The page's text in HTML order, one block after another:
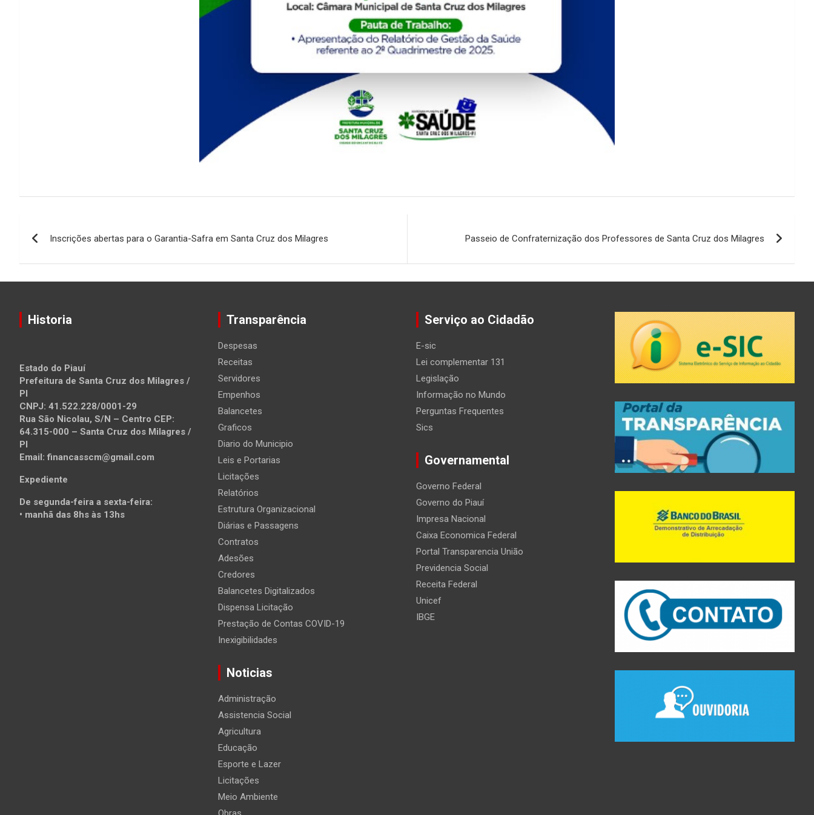
de
Post
Inscrições abertas para o Garantia-Safra em Santa Cruz dos Milagres Passeio de Confraternização dos Professores de Santa Cruz dos Milagres
Historia
Estado do Piauí
Prefeitura de Santa Cruz dos Milagres /
PI
CNPJ: 41.522.228/0001-29
Rua São Nicolau, S/N – Centro CEP:
64.315-000 – Santa Cruz dos Milagres /
PI
Email: financasscm@gmail.com
Expediente
De segunda-feira a sexta-feira:
• manhã das 8hs às 13hs
Transparência
Despesas
Receitas
Servidores
Empenhos
Balancetes
Graficos
Diario do Municipio
Leis e Portarias
Licitações
Relatórios
Estrutura Organizacional
Diárias e Passagens
Contratos
Adesões
Credores
Balancetes Digitalizados
Dispensa Licitação
Prestação de Contas COVID-19
Inexigibilidades
Noticias
Administração
Assistencia Social
Agricultura
Educação
Esporte e Lazer
Licitações
Meio Ambiente
Serviço ao Cidadão
E-sic
Lei complementar 131
Legislação
Informação no Mundo
Perguntas Frequentes
Sics
Governamental
Governo Federal
Governo do Piauí
Impresa Nacional
Caixa Economica Federal
Portal Transparencia União
Previdencia Social
Receita Federal
Unicef
IBGE